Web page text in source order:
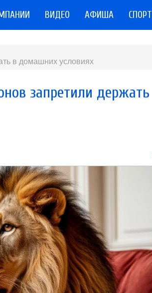
ВИДЕО АФИША СПОРТ
в домашних условиях
запретили держать